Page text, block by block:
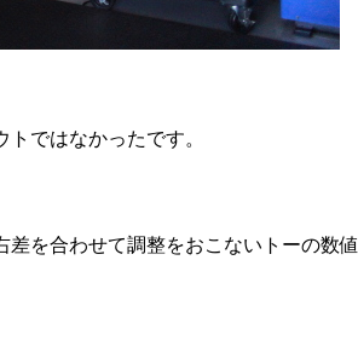
ではなかったです。
を合わせて調整をおこないトーの数値